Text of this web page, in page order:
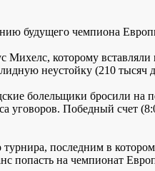
будущего чемпиона
Михелс, которому
неустойку (210 тысяч
болельщики бросили на
уговоров. Победный счет
последним в
попасть на чемпионат